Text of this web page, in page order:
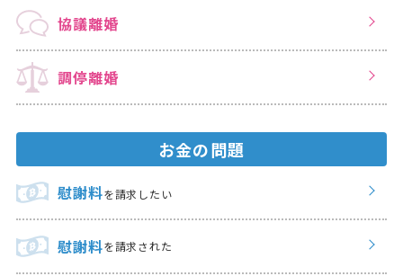
協議離婚
調停離婚
お金の問題
慰謝料を請求したい
慰謝料を請求された